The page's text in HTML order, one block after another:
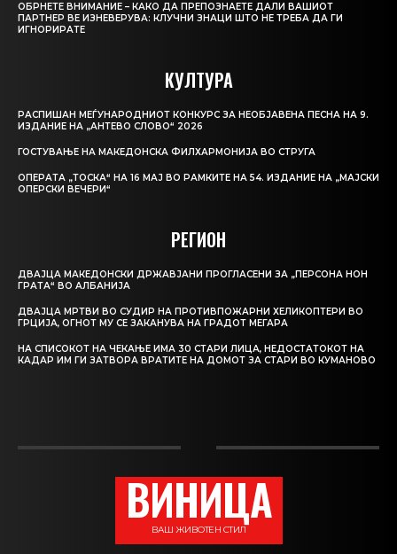
ОБРНЕТЕ ВНИМАНИЕ – КАКО ДА ПРЕПОЗНАЕТЕ ДАЛИ ВАШИОТ
ПАРТНЕР ВЕ ИЗНЕВЕРУВА: КЛУЧНИ ЗНАЦИ ШТО НЕ ТРЕБА ДА ГИ
ИГНОРИРАТЕ
КУЛТУРА
РАСПИШАН МЕЃУНАРОДНИОТ КОНКУРС ЗА НЕОБЈАВЕНА ПЕСНА НА 9.
ИЗДАНИЕ НА „АНТЕВО СЛОВО“ 2026
ГОСТУВАЊЕ НА МАКЕДОНСКА ФИЛХАРМОНИЈА ВО СТРУГА
ОПЕРАТА „ТОСКА“ НА 16 МАЈ ВО РАМКИТЕ НА 54. ИЗДАНИЕ НА „МАЈСКИ
ОПЕРСКИ ВЕЧЕРИ“
РЕГИОН
ДВАЈЦА МАКЕДОНСКИ ДРЖАВЈАНИ ПРОГЛАСЕНИ ЗА „ПЕРСОНА НОН
ГРАТА“ ВО АЛБАНИЈА
ДВАЈЦА МРТВИ ВО СУДИР НА ПРОТИВПОЖАРНИ ХЕЛИКОПТЕРИ ВО
ГРЦИЈА, ОГНОТ МУ СЕ ЗАКАНУВА НА ГРАДОТ МЕГАРА
НА СПИСОКОТ НА ЧЕКАЊЕ ИМА 30 СТАРИ ЛИЦА, НЕДОСТАТОКОТ НА
КАДАР ИМ ГИ ЗАТВОРА ВРАТИТЕ НА ДОМОТ ЗА СТАРИ ВО КУМАНОВО
ВИНИЦА
ВАШ ЖИВОТЕН СТИЛ